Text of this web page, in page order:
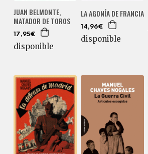
JUAN BELMONTE,
MATADOR DE TOROS
17,95€
disponible
LA AGONÍA DE FRANCIA
14,96€
disponible